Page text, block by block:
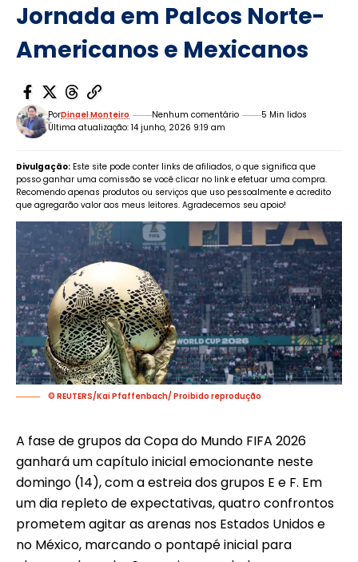
Jornada em Palcos Norte-
Americanos e Mexicanos
Última atualização: 14 junho, 2026 9:19 am
PorDinael Monteiro Nenhum comentário 5 Min lidos
Divulgação: Este site pode conter links de afiliados, o que significa que
posso ganhar uma comissão se você clicar no link e efetuar uma compra.
Recomendo apenas produtos ou serviços que uso pessoalmente e acredito
que agregarão valor aos meus leitores. Agradecemos seu apoio!
© REUTERS/Kai Pfaffenbach/ Proibido reprodução
A fase de grupos da Copa do Mundo FIFA 2026
ganhará um capítulo inicial emocionante neste
domingo (14), com a estreia dos grupos E e F. Em
um dia repleto de expectativas, quatro confrontos
prometem agitar as arenas nos Estados Unidos e
no México, marcando o pontapé inicial para